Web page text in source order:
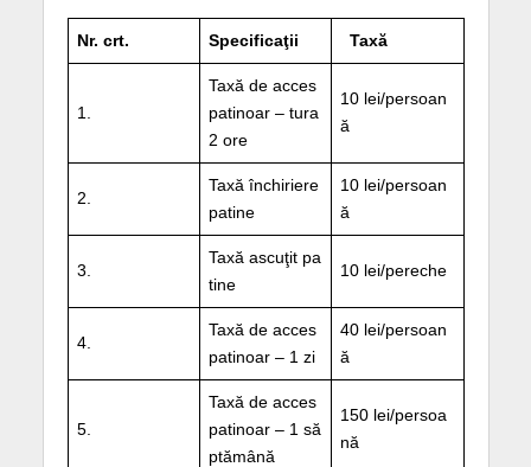
Nr. crt. Specificaţii Taxă
1.
Taxă de acces
patinoar – tura
2 ore
10 lei/persoan
ă
2.
Taxă închiriere
patine
10 lei/persoan
ă
3.
Taxă ascuţit pa
tine
10 lei/pereche
4.
Taxă de acces
patinoar – 1 zi
40 lei/persoan
ă
5.
Taxă de acces
patinoar – 1 să
ptămână
150 lei/persoa
nă